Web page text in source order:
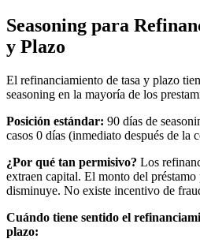
Seasoning para
y Plazo
El refinanciamiento de tasa y plazo
seasoning en la mayoría de los
Posición estándar: 90 días de
casos 0 días (inmediato después de la
¿Por qué tan permisivo? Los
extraen capital. El monto del préstamo
disminuye. No existe incentivo de
Cuándo tiene sentido el
plazo: